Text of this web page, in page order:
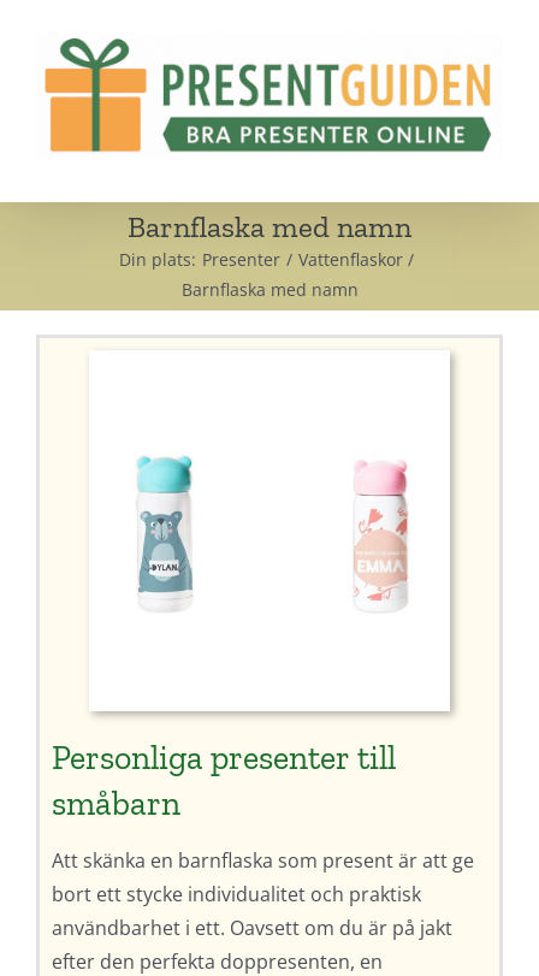
Barnflaska med namn
Din plats: Presenter
Vattenflaskor
Barnflaska med namn
Personliga presenter till
småbarn
Att skänka en barnflaska som present är att ge
bort ett stycke individualitet och praktisk
användbarhet i ett. Oavsett om du är på jakt
efter den perfekta doppresenten, en